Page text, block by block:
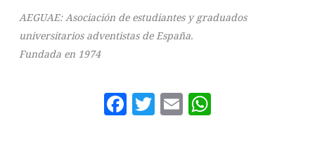
AEGUAE: Asociación de estudiantes y graduados
universitarios adventistas de España.
Fundada en 1974
Facebook
Twitter
Email